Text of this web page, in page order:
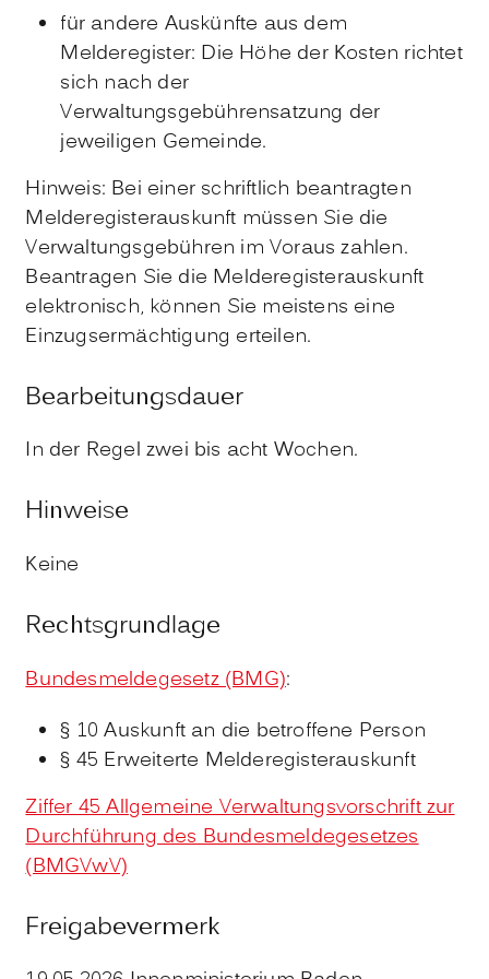
für andere Auskünfte aus dem
Melderegister: Die Höhe der Kosten richtet
sich nach der
Verwaltungsgebührensatzung der
jeweiligen Gemeinde.
Hinweis: Bei einer schriftlich beantragten
Melderegisterauskunft müssen Sie die
Verwaltungsgebühren im Voraus zahlen.
Beantragen Sie die Melderegisterauskunft
elektronisch, können Sie meistens eine
Einzugsermächtigung erteilen.
Bearbeitungsdauer
In der Regel zwei bis acht Wochen.
Hinweise
Keine
Rechtsgrundlage
Bundesmeldegesetz (BMG):
§ 10 Auskunft an die betroffene Person
§ 45 Erweiterte Melderegisterauskunft
Ziffer 45 Allgemeine Verwaltungsvorschrift zur
Durchführung des Bundesmeldegesetzes
(BMGVwV)
Freigabevermerk